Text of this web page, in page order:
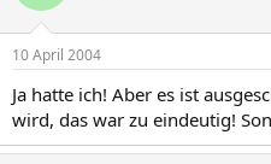
10 April 2004
Ja hatte ich! Aber es ist
wird, das war zu eindeutig!